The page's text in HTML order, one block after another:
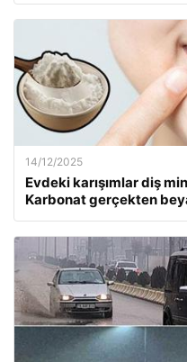
14/12/2025
Evdeki karışımlar diş
Karbonat gerçekten